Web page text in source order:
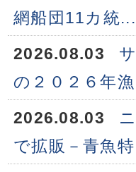
網船団11カ統...
2026.08.03
の２０２６年
2026.08.03
で拡販－青魚